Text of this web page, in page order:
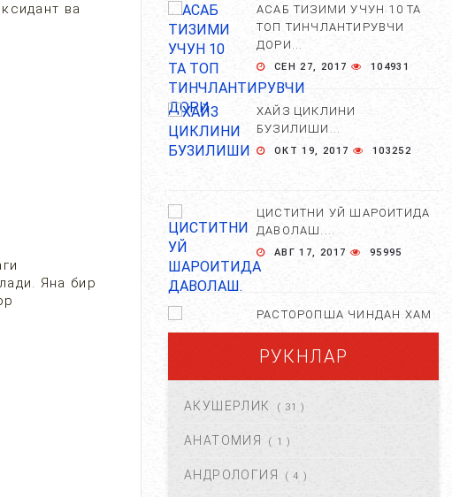
ва
Яна бир
АСАБ ТИЗИМИ УЧУН 10 ТА
ТОП ТИНЧЛАНТИРУВЧИ
ДОРИ...
СЕН 27, 2017 104931
ХАЙЗ ЦИКЛИНИ
БУЗИЛИШИ...
ОКТ 19, 2017 103252
ЦИСТИТНИ УЙ ШАРОИТИДА
ДАВОЛАШ....
АВГ 17, 2017 95995
РАСТОРОПША ЧИНДАН ХАМ
ФОЙДАЛИМИ?...
АПР 25, 2021
ХОМИЛА ЖИНСИНИ
АНИҚЛАШНИНГ
НОСТАНДАРТ УСУЛЛАРИ....
АВГ 22, 2017
РУКНЛАР
АКУШЕРЛИК ( 31 )
АНАТОМИЯ ( 1 )
АНДРОЛОГИЯ ( 4 )